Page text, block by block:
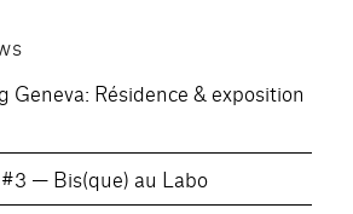
Geneva: Résidence & exposition
#3 — Bis(que) au Labo